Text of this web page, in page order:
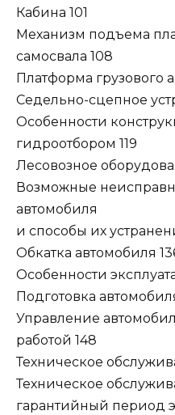
Кабина 101
Механизм подъема
самосвала 108
Платформа грузового
Седельно-сцепное
Особенности
гидроотбором 119
Лесовозное
Возможные
автомобиля
и способы их
Обкатка автомобиля
Особенности
Подготовка
Управление
работой 148
Техническое
Техническое
гарантийный период